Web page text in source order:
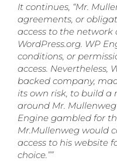
It continues, “Mr.
agreements, or
access to the network
WordPress.org. WP
conditions, or
access. Nevertheless,
backed company,
its own risk, to build a
around Mr.
Engine gambled for
Mr.Mullenweg would
access to his website
choice.””